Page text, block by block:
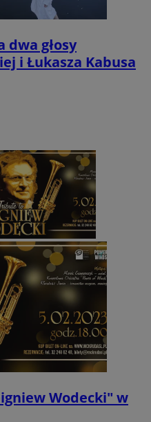
dwa głosy
i Łukasza Kabusa
Wodecki" w